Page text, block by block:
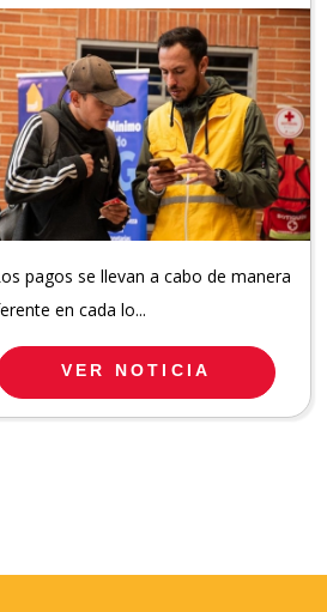
pagos se llevan a cabo de manera
en cada lo...
VER NOTICIA